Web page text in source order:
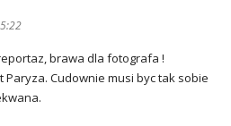
brawa dla fotografa !
Paryza. Cudownie musi byc tak sobie